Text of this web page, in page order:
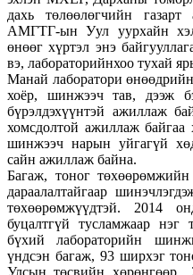
дахь төлөөлөгчийн
АМГТГ-ын Уул уурхайн
өнөөг хүртэл энэ
вэ, лабораторийнхоо тухай
Манай лаборатори
хоёр, шинжээч тав, дээж
бүрэлдэхүүнтэй ажиллаж
хомсдолтой ажиллаж
шинжээч нарын уйгагүй
сайн ажиллаж байна.
Багаж, тоног
дараалалтайгаар
төхөөрөмжүүдтэй. 2014
буцалтгүй тусламжаар
бүхий лабораторийн
үндсэн багаж, 93 шир­хэг